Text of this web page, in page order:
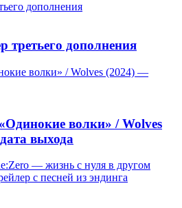
дополнения
третьего дополнения
волки» / Wolves (2024) —
волки» / Wolves
выхода
— жизнь с нуля в другом
с песней из эндинга